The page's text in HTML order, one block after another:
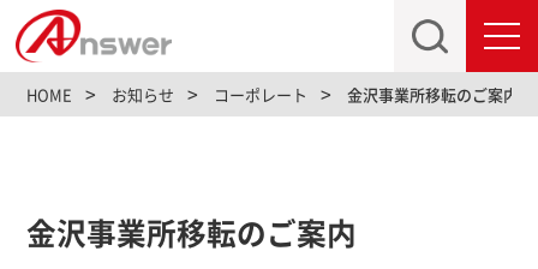
HOME お知らせ コーポレート 金沢事業所移転のご案内
金沢事業所移転のご案内